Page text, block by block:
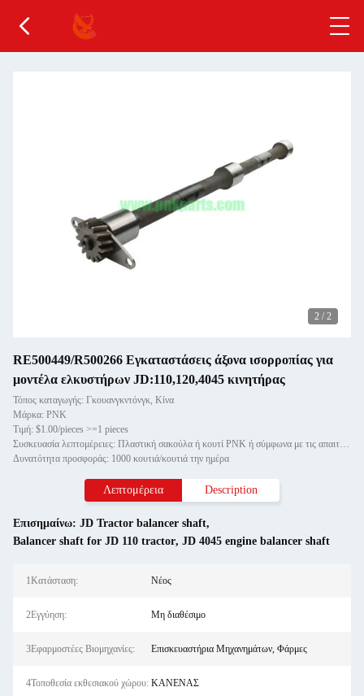
2 / 2
RE500449/R500266 Εγκαταστάσεις άξονα ισορροπίας για
μοντέλα ελκυστήρων JD:110,120,4045 κινητήρας
Τόπος καταγωγής: Γκουανγκντόνγκ, Κίνα
Μάρκα: PNK
Τιμή: $1.00/pieces >=1 pieces
Συσκευασία λεπτομέρειες: Πλαστική σακούλα ή κουτί PNK ή σύμφωνα με τις απαιτήσεις σας.
Δυνατότητα προσφοράς: 1000 κουτιά/κουτιά την ημέρα
Λεπτομέρεια Description
Επισημαίνω: JD Tractor balancer shaft,
Balancer shaft for JD 110 tractor, JD 4045 engine balancer shaft
1Κατάσταση: Νέος
2Εγγύηση: Μη διαθέσιμο
3Εφαρμοστέες Βιομηχανίες: Επισκευαστήρια Μηχανημάτων, Φάρμες
4Τοποθεσία εκθεσιακού χώρου: ΚΑΝΕΝΑΣ